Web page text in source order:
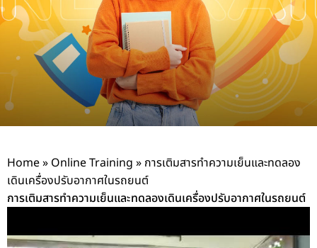
Home» Online Training » การเติมสารทำความเย็นและทดลอง
เดินเครื่องปรับอากาศในรถยนต์
การเติมสารทำความเย็นและทดลองเดินเครื่องปรับอากาศในรถยนต์